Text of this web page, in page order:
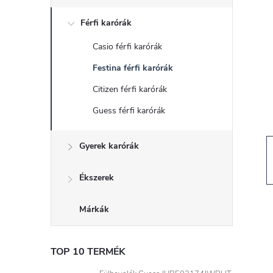
ó
n
e
Férfi karórák
Casio férfi karórák
Festina férfi karórák
Citizen férfi karórák
Guess férfi karórák
Gyerek karórák
Ékszerek
Márkák
TOP 10 TERMÉK